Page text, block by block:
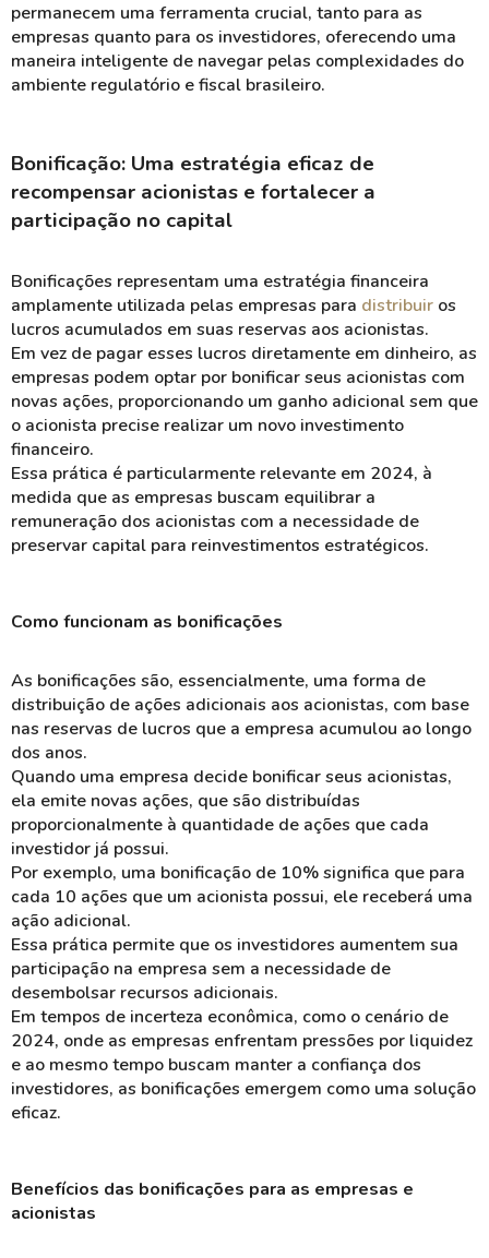
permanecem uma ferramenta crucial, tanto para as
empresas quanto para os investidores, oferecendo uma
maneira inteligente de navegar pelas complexidades do
ambiente regulatório e fiscal brasileiro.
Bonificação: Uma estratégia eficaz de
recompensar acionistas e fortalecer a
participação no capital
Bonificações representam uma estratégia financeira
amplamente utilizada pelas empresas para distribuir os
lucros acumulados em suas reservas aos acionistas.
Em vez de pagar esses lucros diretamente em dinheiro, as
empresas podem optar por bonificarseus acionistas com
novas ações, proporcionando um ganho adicional sem que
o acionista precise realizar um novo investimento
financeiro.
Essa prática é particularmente relevante em 2024, à
medida que as empresas buscam equilibrar a
remuneração dos acionistas com a necessidade de
preservar capital para reinvestimentos estratégicos.
Como funcionam as bonificações
As bonificações são, essencialmente, uma forma de
distribuição de ações adicionais aos acionistas, com base
nas reservas de lucros que a empresa acumulou ao longo
dos anos.
Quando uma empresa decide bonificar seus acionistas,
ela emite novas ações, que são distribuídas
proporcionalmente à quantidade de ações que cada
investidor já possui.
Por exemplo, uma bonificação de 10% significa que para
cada 10 ações que um acionista possui, ele receberá uma
ação adicional.
Essa prática permite que os investidores aumentem sua
participação na empresa sem a necessidade de
desembolsar recursos adicionais.
Em tempos de incerteza econômica, como o cenário de
2024, onde as empresas enfrentam pressões por liquidez
e ao mesmo tempo buscam manter a confiança dos
investidores, as bonificações emergem como uma solução
eficaz.
Benefícios das bonificações para as empresas e
acionistas